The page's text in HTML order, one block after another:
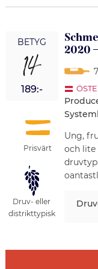
BETYG
14
189:-
Prisvärt
Druv- eller
distrikttypisk
2020
Ung,
och lite